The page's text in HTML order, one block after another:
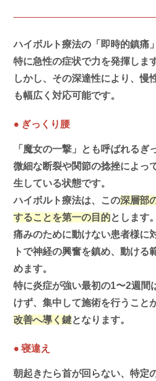
ハイボルト療法の「即時的鎮痛
特に急性の症状で力を発揮しま
しかし、その深達性により、慢
も幅広く対応可能です。
● ぎっくり腰
「魔女の一撃」とも呼ばれるぎ
微細な断裂や関節の捻挫によっ
生している状態です。
ハイボルト療法は、この深層部
することを第一の目的とします。
痛みのために動けない患者様に
トで神経の興奮を鎮め、動ける
めます。
特に炎症が強い最初の1〜2週間
けず、集中して施術を行うこと
改善へ導く鍵となります。
● 寝違え
朝起きたら首が回らない、特定